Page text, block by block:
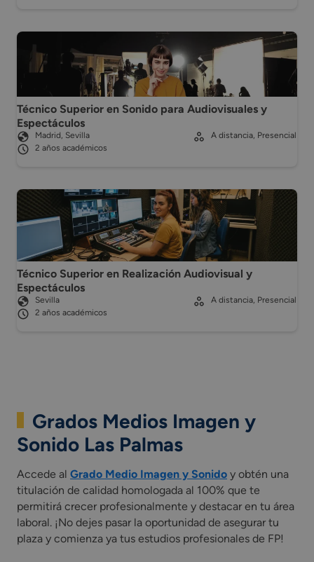
Técnico Superior en Sonido para Audiovisuales y
Espectáculos
Madrid, Sevilla
2 años académicos
A distancia, Presencial
Técnico Superior en Realización Audiovisual y
Espectáculos
Sevilla
2 años académicos
A distancia, Presencial
Grados Medios Imagen y
Sonido Las Palmas
Accede al Grado Medio Imagen y Sonido y obtén una
titulación de calidad homologada al 100% que te
permitirá crecer profesionalmente y destacar en tu área
laboral. ¡No dejes pasar la oportunidad de asegurar tu
plaza y comienza ya tus estudios profesionales de FP!